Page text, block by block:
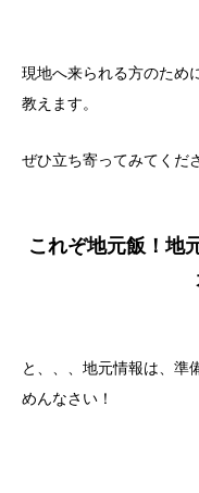
現地へ来られる方のため
教えます。
ぜひ立ち寄ってみてくだ
これぞ地元飯！地
と、、、地元情報は、準
めんなさい！